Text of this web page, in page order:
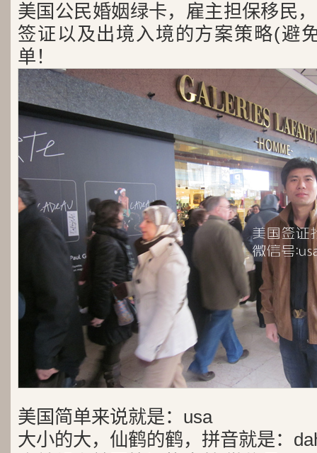
美国公民婚姻绿卡，雇主担保移民
签证以及出境入境的方案策略(避
单！
美国简单来说就是：usa
大小的大，仙鹤的鹤，拼音就是：